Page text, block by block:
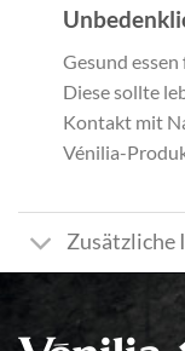
Gesund
Diese sollte
Kontakt mit
Vénilia-
Zusätzliche